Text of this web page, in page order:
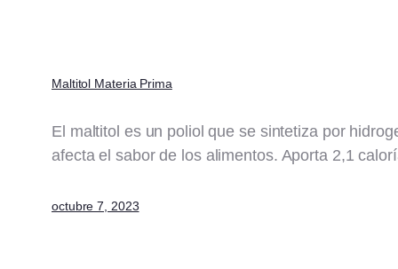
Maltitol Materia Prima
El maltitol es un poliol que se sintetiza por
afecta el sabor de los alimentos. Aporta 2,1
octubre 7, 2023